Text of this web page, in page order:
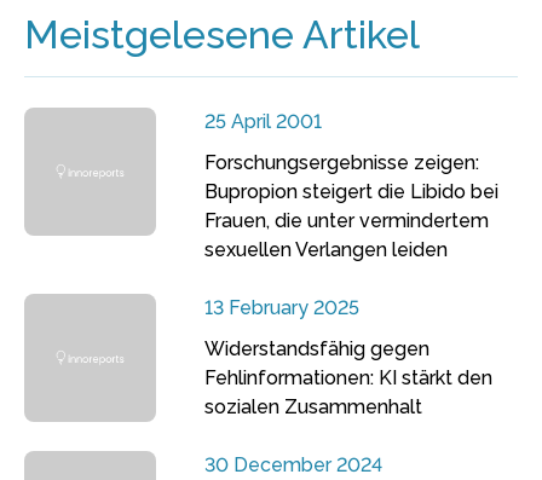
Meistgelesene Artikel
25 April 2001
Forschungsergebnisse zeigen:
Bupropion steigert die Libido bei
Frauen, die unter vermindertem
sexuellen Verlangen leiden
13 February 2025
Widerstandsfähig gegen
Fehlinformationen: KI stärkt den
sozialen Zusammenhalt
30 December 2024